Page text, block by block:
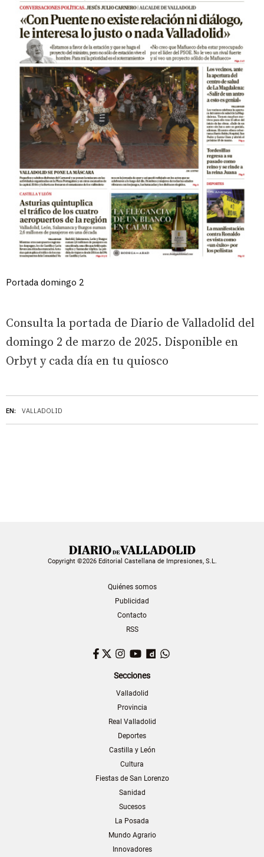
EN: VALLADOLID
Portada domingo 2
Consulta la portada de Diario de Valladolid del
domingo 2 de marzo de 2025. Disponible en
Orbyt y cada día en tu quiosco
Copyright ©2026 Editorial Castellana de Impresiones, S.L.
Quiénes somos
Publicidad
Contacto
RSS
Facebook
TwitterInstagram
YouTubeDailymotion
Secciones
Valladolid
Provincia
Real Valladolid
Deportes
Castilla y León
Cultura
Fiestas de San Lorenzo
Sanidad
Sucesos
La Posada
Mundo Agrario
Innovadores